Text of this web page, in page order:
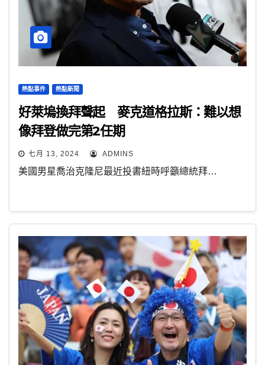
熱點事件 熱點新聞
好萊塢換拜聲起 麥克道格拉斯：難以想
像拜登做完第2任期
七月 13, 2024 ADMINS
美國男星喬治克隆尼最近投書紐時呼籲總統拜…